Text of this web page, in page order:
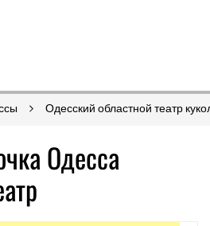
Одесский областной театр
Одесса